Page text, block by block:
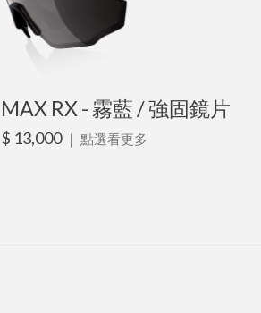
MAX RX - 霧藍 / 強固鏡片
$ 13,000 ｜ 點選看更多